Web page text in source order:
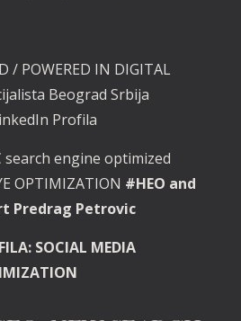
/ POWERED IN DIGITAL
Beograd Srbija
Profila
search engine optimized
OPTIMIZATION #HEO and
Predrag Petrovic
SOCIAL MEDIA